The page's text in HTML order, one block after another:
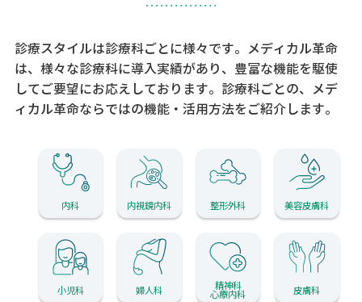
診療スタイルは診療科ごとに様々です。メディカル革命
は、様々な診療科に導入実績があり、 豊富な機能を駆使
してご要望にお応えしております。 診療科ごとの、メデ
ィカル革命ならではの機能・活用方法をご紹介します。
内科 内視鏡内科 整形外科 美容皮膚科
小児科 婦人科 精神科
心療内科 皮膚科